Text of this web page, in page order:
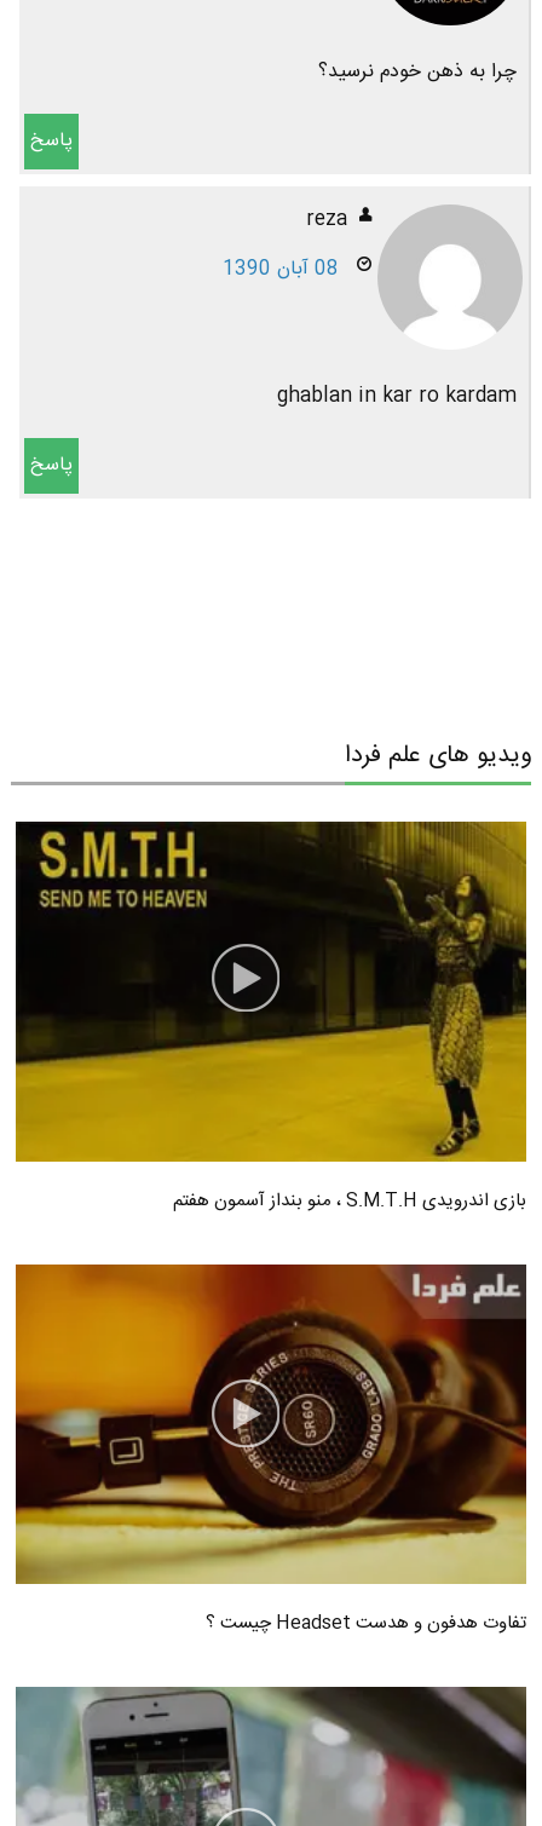
چرا به ذهن خودم نرسید؟
پاسخ
reza
08 آبان 1390
ghablan in kar ro kardam
پاسخ
ویدیو های علم فردا
بازی اندرویدی S.M.T.H ، منو بنداز آسمون هفتم
تفاوت هدفون و هدست Headset چیست ؟